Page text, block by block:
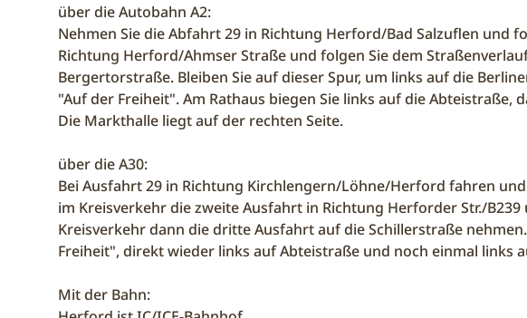
über die Autobahn A2:
Nehmen Sie die Abfahrt 29 in Richtung Herford/Bad Salzuflen und
Richtung Herford/Ahmser Straße und folgen Sie dem
Bergertorstraße. Bleiben Sie auf dieser Spur, um links auf die
"Auf der Freiheit". Am Rathaus biegen Sie links auf die
Die Markthalle liegt auf der rechten Seite.
über die A30:
Bei Ausfahrt 29 in Richtung Kirchlengern/Löhne/Herford fahren
im Kreisverkehr die zweite Ausfahrt in Richtung Herforder Str./
Kreisverkehr dann die dritte Ausfahrt auf die Schillerstraße
Freiheit", direkt wieder links auf Abteistraße und noch einmal links
Mit der Bahn: